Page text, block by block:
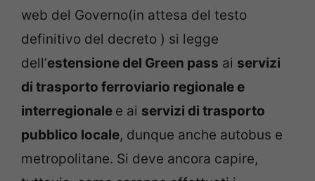
web del Governo(in attesa del testo
definitivo del decreto ) si legge
dell’estensione del Green pass ai servizi
di trasporto ferroviario regionale e
interregionale e ai servizi di trasporto
pubblico locale, dunque anche autobus e
metropolitane. Si deve ancora capire,